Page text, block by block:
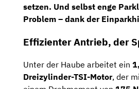
setzen. Und selbst enge
Problem – dank der
Effizienter Antrieb, der
Unter der Haube arbeitet ein
Dreizylinder-TSI-Motor, der